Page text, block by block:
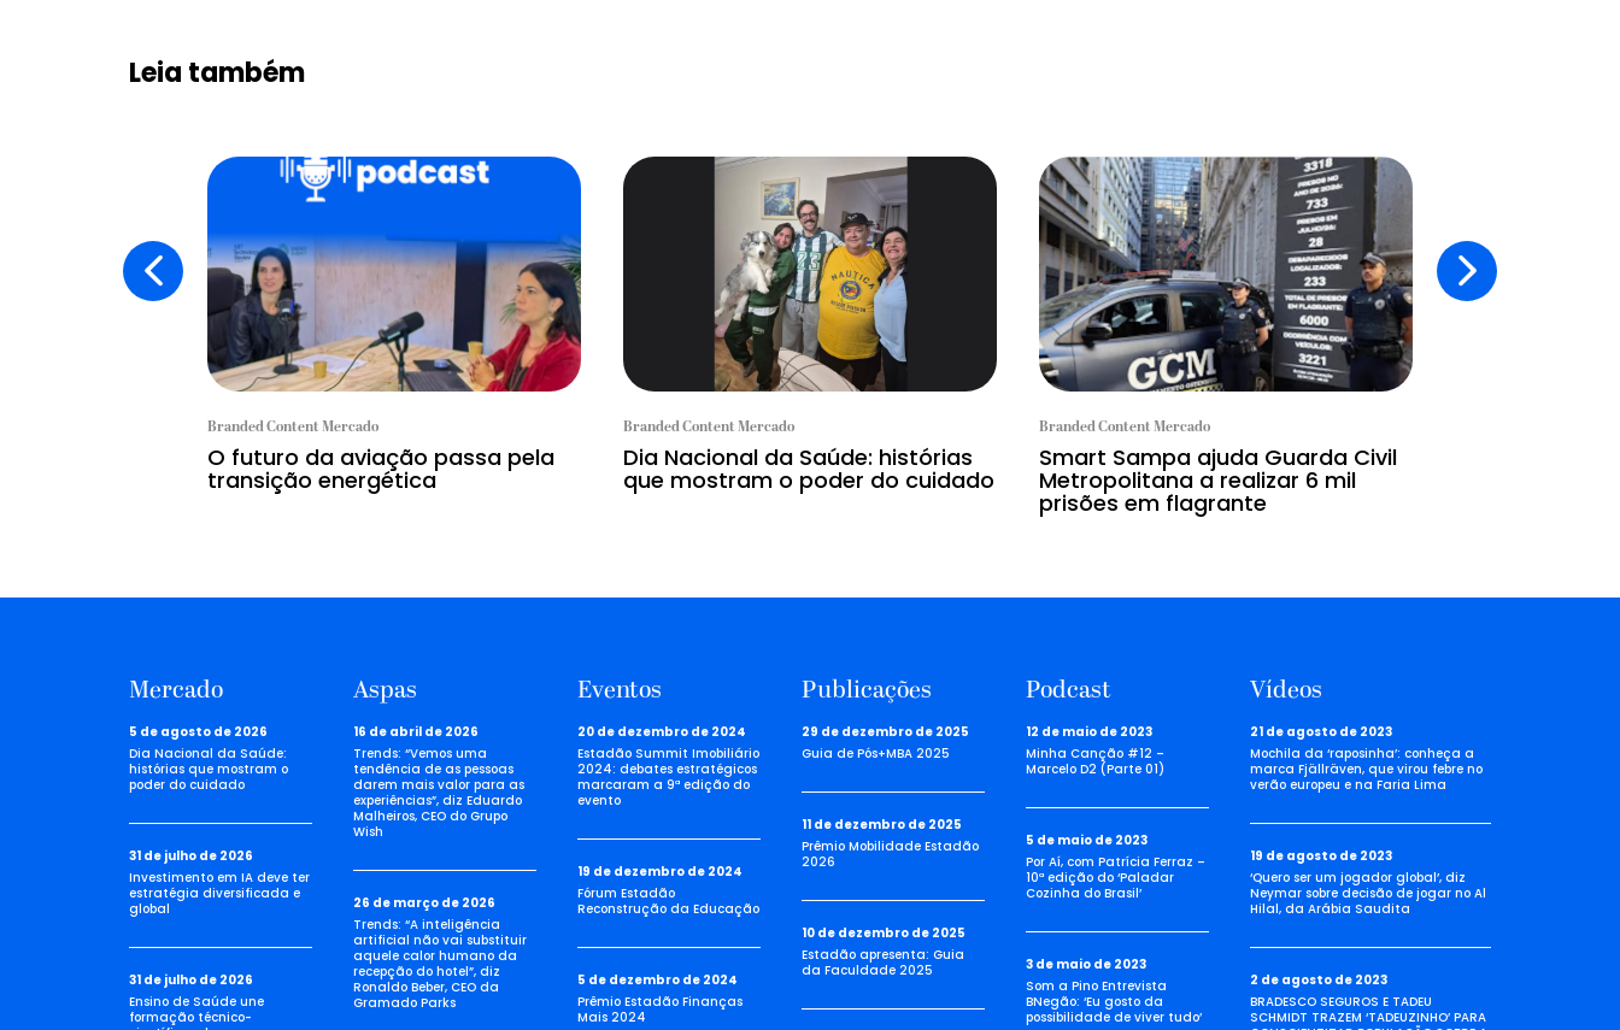
Leia também
Branded Content Mercado
O futuro da aviação passa pela
transição energética
Branded Content Mercado
Dia Nacional da Saúde: histórias
que mostram o poder do cuidado
Branded Content Mercado
Smart Sampa ajuda Guarda Civil
Metropolitana a realizar 6 mil
prisões em flagrante
Mercado
5 de agosto de 2026
Dia Nacional da Saúde:
histórias que mostram o
poder do cuidado
31 de julho de 2026
Investimento em IA deve ter
estratégia diversificada e
global
31 de julho de 2026
Ensino de Saúde une
formação técnico-
Aspas
16 de abril de 2026
Trends: “Vemos uma
tendência de as pessoas
darem mais valor para as
experiências”, diz Eduardo
Malheiros, CEO do Grupo
Wish
26 de março de 2026
Trends: “A inteligência
artificial não vai substituir
aquele calor humano da
recepção do hotel”, diz
Ronaldo Beber, CEO da
Gramado Parks
Eventos
20 de dezembro de 2024
Estadão Summit Imobiliário
2024: debates estratégicos
marcaram a 9ª edição do
evento
19 de dezembro de 2024
Fórum Estadão
Reconstrução da Educação
5 de dezembro de 2024
Prêmio Estadão Finanças
Mais 2024
Publicações
29 de dezembro de 2025
Guia de Pós+MBA 2025
11 de dezembro de 2025
Prêmio Mobilidade Estadão
2026
10 de dezembro de 2025
Estadão apresenta: Guia
da Faculdade 2025
Podcast
12 de maio de 2023
Minha Canção #12 –
Marcelo D2 (Parte 01)
5 de maio de 2023
Por Aí, com Patrícia Ferraz –
10ª edição do ‘Paladar
Cozinha do Brasil’
3 de maio de 2023
Som a Pino Entrevista
BNegão: ‘Eu gosto da
possibilidade de viver tudo’
Vídeos
21 de agosto de 2023
Mochila da ‘raposinha’: conheça a
marca Fjällräven, que virou febre no
verão europeu e na Faria Lima
19 de agosto de 2023
‘Quero ser um jogador global’, diz
Neymar sobre decisão de jogar no Al
Hilal, da Arábia Saudita
2 de agosto de 2023
BRADESCO SEGUROS E TADEU
SCHMIDT TRAZEM ‘TADEUZINHO’ PARA